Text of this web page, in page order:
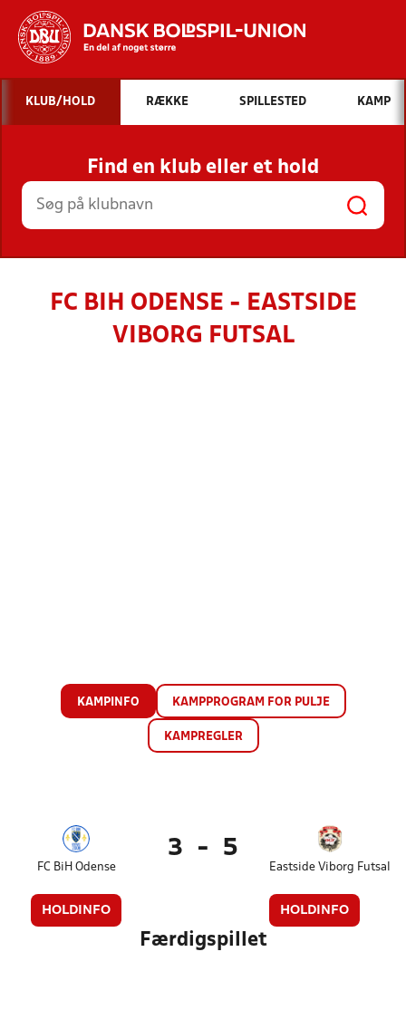
Hvad vil du søge efter?
INDHOLD OG NYHEDER
STILLINGER, RESULTATER, KLUBBER OG
HOLD
KLUB/HOLD RÆKKE SPILLESTED KAMP
Find en klub eller et hold
FC BIH ODENSE - EASTSIDE
VIBORG FUTSAL
KAMPINFO KAMPPROGRAM FOR PULJE
KAMPREGLER
FC BiH Odense
HOLDINFO
3 - 5
Eastside Viborg Futsal
HOLDINFO
Færdigspillet